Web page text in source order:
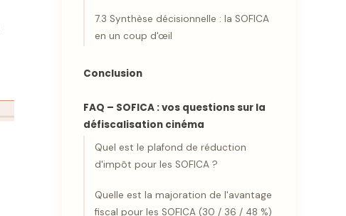
7.3 Synthèse décisionnelle : la SOFICA
en un coup d'œil
Conclusion
FAQ – SOFICA : vos questions sur la
défiscalisation cinéma
Quel est le plafond de réduction
d'impôt pour les SOFICA ?
Quelle est la majoration de l'avantage
fiscal pour les SOFICA (30 / 36 / 48 %)